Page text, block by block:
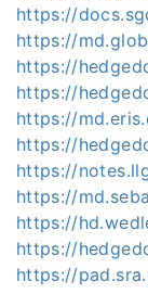
https://
https://
https://
https://
https://
https://
https://
https://
https://
https://
https://